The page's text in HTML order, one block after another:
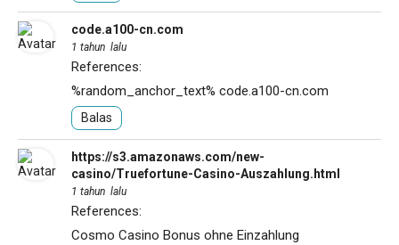
code.a100-cn.com
1 tahun lalu
References:
%random_anchor_text% code.a100-cn.com
Balas
https://s3.amazonaws.com/new-
casino/Truefortune-Casino-Auszahlung.html
1 tahun lalu
References:
Cosmo Casino Bonus ohne Einzahlung